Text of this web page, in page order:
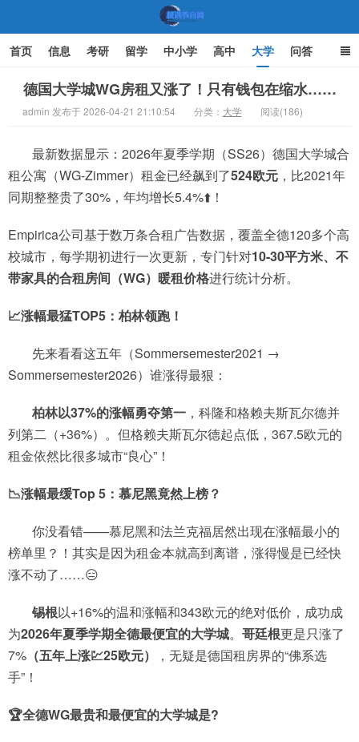
首页 信息 考研 留学 中小学 高中 大学 问答
文化 家庭教育
德国大学城WG房租又涨了！只有钱包在缩水……
admin 发布于 2026-04-21 21:10:54 分类： 大学 阅读(186)
最新数据显示：2026年夏季学期（SS26）德国大学城合
租公寓（WG-Zimmer）租金已经飙到了524欧元 ，比2021年
同期整整贵了30%，年均增长5.4%⬆️！
Empirica公司基于数万条合租广告数据，覆盖全德120多个高
校城市，每学期初进行一次更新，专门针对10-30平方米、不
带家具的合租房间（WG）暖租价格进行统计分析。
📈涨幅最猛TOP5：柏林领跑！
先来看看这五年（Sommersemester2021 →
Sommersemester2026）谁涨得最狠：
柏林以37%的涨幅勇夺第一 ，科隆和格赖夫斯瓦尔德并
列第二（+36%）。但格赖夫斯瓦尔德起点低，367.5欧元的
租金依然比很多城市“良心”！
📉涨幅最缓Top 5：慕尼黑竟然上榜？
你没看错——慕尼黑和法兰克福居然出现在涨幅最小的
榜单里？！其实是因为租金本就高到离谱，涨得慢是已经快
涨不动了……😑
锡根以+16%的温和涨幅和343欧元的绝对低价，成功成
为2026年夏季学期全德最便宜的大学城。 哥廷根更是只涨了
7% （五年上涨💹25欧元）
，无疑是德国租房界的“佛系选
手”！
🏆全德WG最贵和最便宜的大学城是?